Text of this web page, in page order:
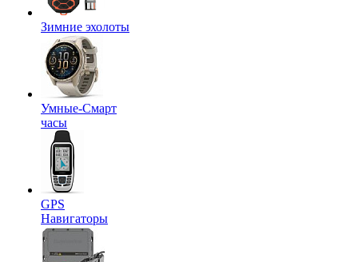
Зимние эхолоты
Умные-Смарт
часы
GPS
Навигаторы